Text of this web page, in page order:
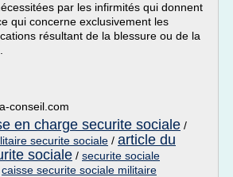
par les infirmités qui donnent
qui concerne exclusivement les
résultant de la blessure ou de la
conseil.com
en charge securite sociale /
securite sociale / article du
sociale / securite sociale
caisse securite sociale militaire